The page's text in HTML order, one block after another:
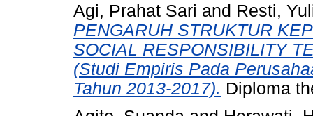
Agi, Prahat Sari and Resti,
PENGARUH STRUKTUR
SOCIAL RESPONSIBILITY
(Studi Empiris Pada
Tahun 2013-2017). Diploma